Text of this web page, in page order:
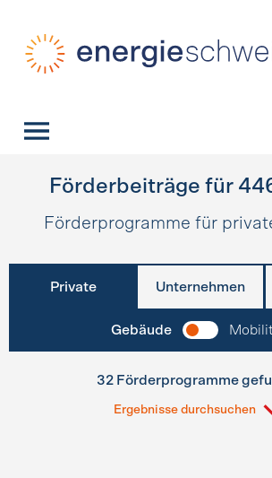
Förderbeiträge für
Förderprogramme für
Private Unternehmen
Gebäude
32 Förderprogramme
Ergebnisse durchsuchen